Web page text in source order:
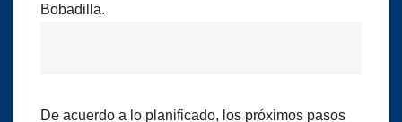
Bobadilla.
De acuerdo a lo planificado, los próximos pasos